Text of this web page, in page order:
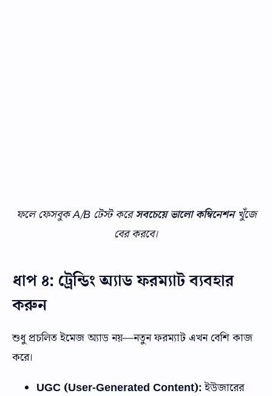
ফলে ফেসবুক A/B টেস্ট করেসবচেয়ে ভালো কম্বিনেশনখুঁজে
বের করবে।
ধাপ ৪: ট্রেন্ডিং অ্যাড ফরম্যাট ব্যবহার
করুন
শুধু প্রচলিত ইমেজ অ্যাড নয়—নতুন ফরম্যাট এখন বেশি কাজ
করে।
UGC (User-Generated Content):ইউজারের